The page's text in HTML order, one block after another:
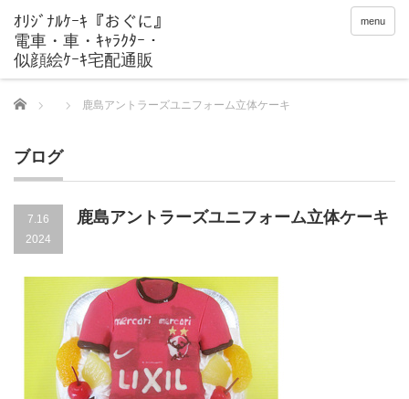
menu
Home 鹿島アントラーズユニフォーム立体ケーキ
ブログ
7.16
2024
鹿島アントラーズユニフォーム立体ケーキ